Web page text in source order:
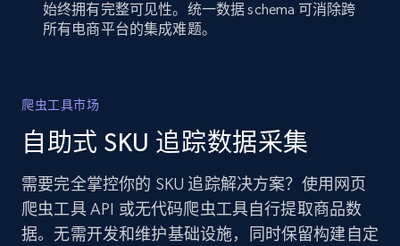
始终拥有完整可见性。统一数据 schema 可消除跨
所有电商平台的集成难题。
爬虫工具市场
自助式 SKU 追踪数据采集
需要完全掌控你的 SKU 追踪解决方案？使用网页
爬虫工具 API 或无代码爬虫工具自行提取商品数
据。无需开发和维护基础设施，同时保留构建自定